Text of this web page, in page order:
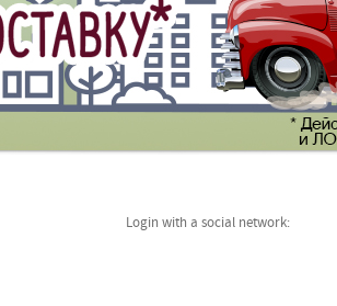
Login with a social network: